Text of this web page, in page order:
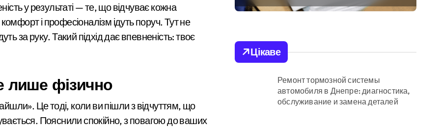
пояснення Укрзалізниці щодо заборони руху поїздів під час атак
табору «Артек» в Пущі-Водиці виявили бруд, плісняву та гнилі фрукти
наводив ракети та дрони на Київ
жахливі умови утримання близько 30 втомлених доберманів у розпліднику
знаходять своє місце в столиці та яку підтримку отримують
все: у Києві викрили call-центр, що ошукав чеських пенсіонерів на майже 9 млн грн
у результаті — те, що відчуває кожна
і професіоналізм ідуть поруч. Тут не
за руку. Такий підхід дає впевненість: твоє
лише фізично
Це тоді, коли ви пішли з відчуттям, що
Пояснили спокійно, з повагою до ваших
ненастоящий
діагноз
результати
Києві
Цікаве
Ремонт тормозной системы
автомобиля в Днепре: диагностика,
обслуживание и замена деталей